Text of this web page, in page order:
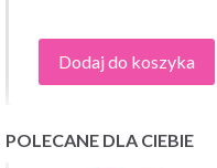
Dodaj do koszyka
POLECANE DLA CIEBIE